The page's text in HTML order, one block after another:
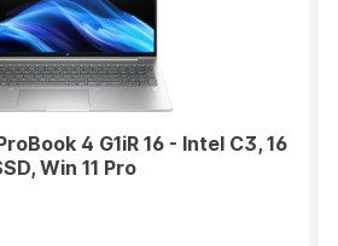
4 G1iR 16 - Intel C3, 16
Win 11 Pro